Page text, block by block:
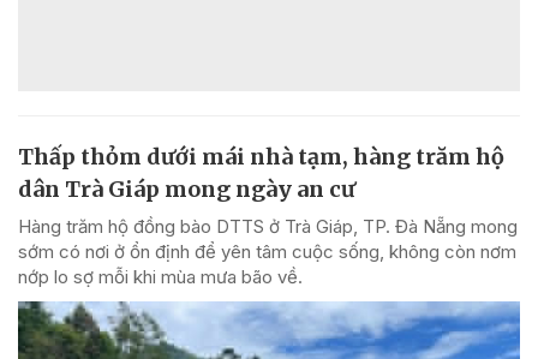
Thấp thỏm dưới mái nhà tạm, hàng trăm hộ
dân Trà Giáp mong ngày an cư
Hàng trăm hộ đồng bào DTTS ở Trà Giáp, TP. Đà Nẵng mong
sớm có nơi ở ổn định để yên tâm cuộc sống, không còn nơm
nớp lo sợ mỗi khi mùa mưa bão về.